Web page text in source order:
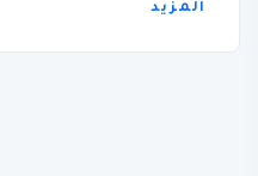
المزيد